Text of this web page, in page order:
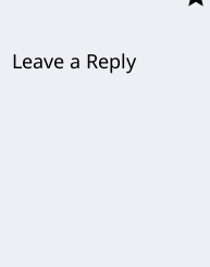
Leave a Reply